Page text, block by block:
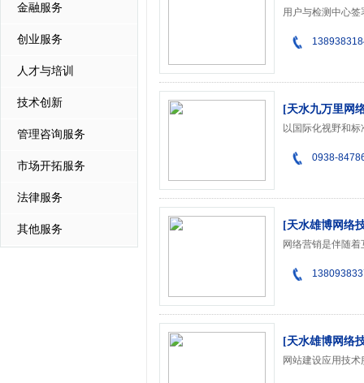
金融服务
创业服务
人才与培训
技术创新
管理咨询服务
市场开拓服务
法律服务
其他服务
用户与检测中心
[天水九万里网
0938-
[天水雄博网络
[天水雄博网络